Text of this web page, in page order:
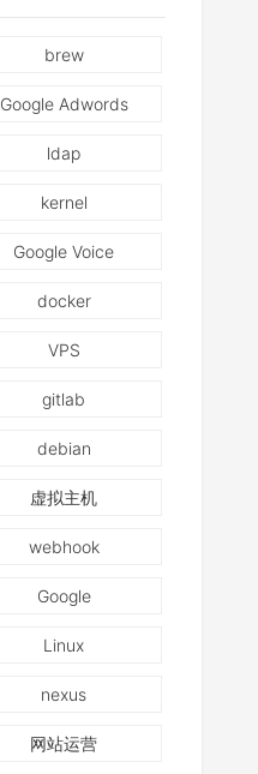
brew
Google Adwords
ldap
kernel
Google Voice
docker
VPS
gitlab
debian
虚拟主机
webhook
Google
Linux
nexus
网站运营